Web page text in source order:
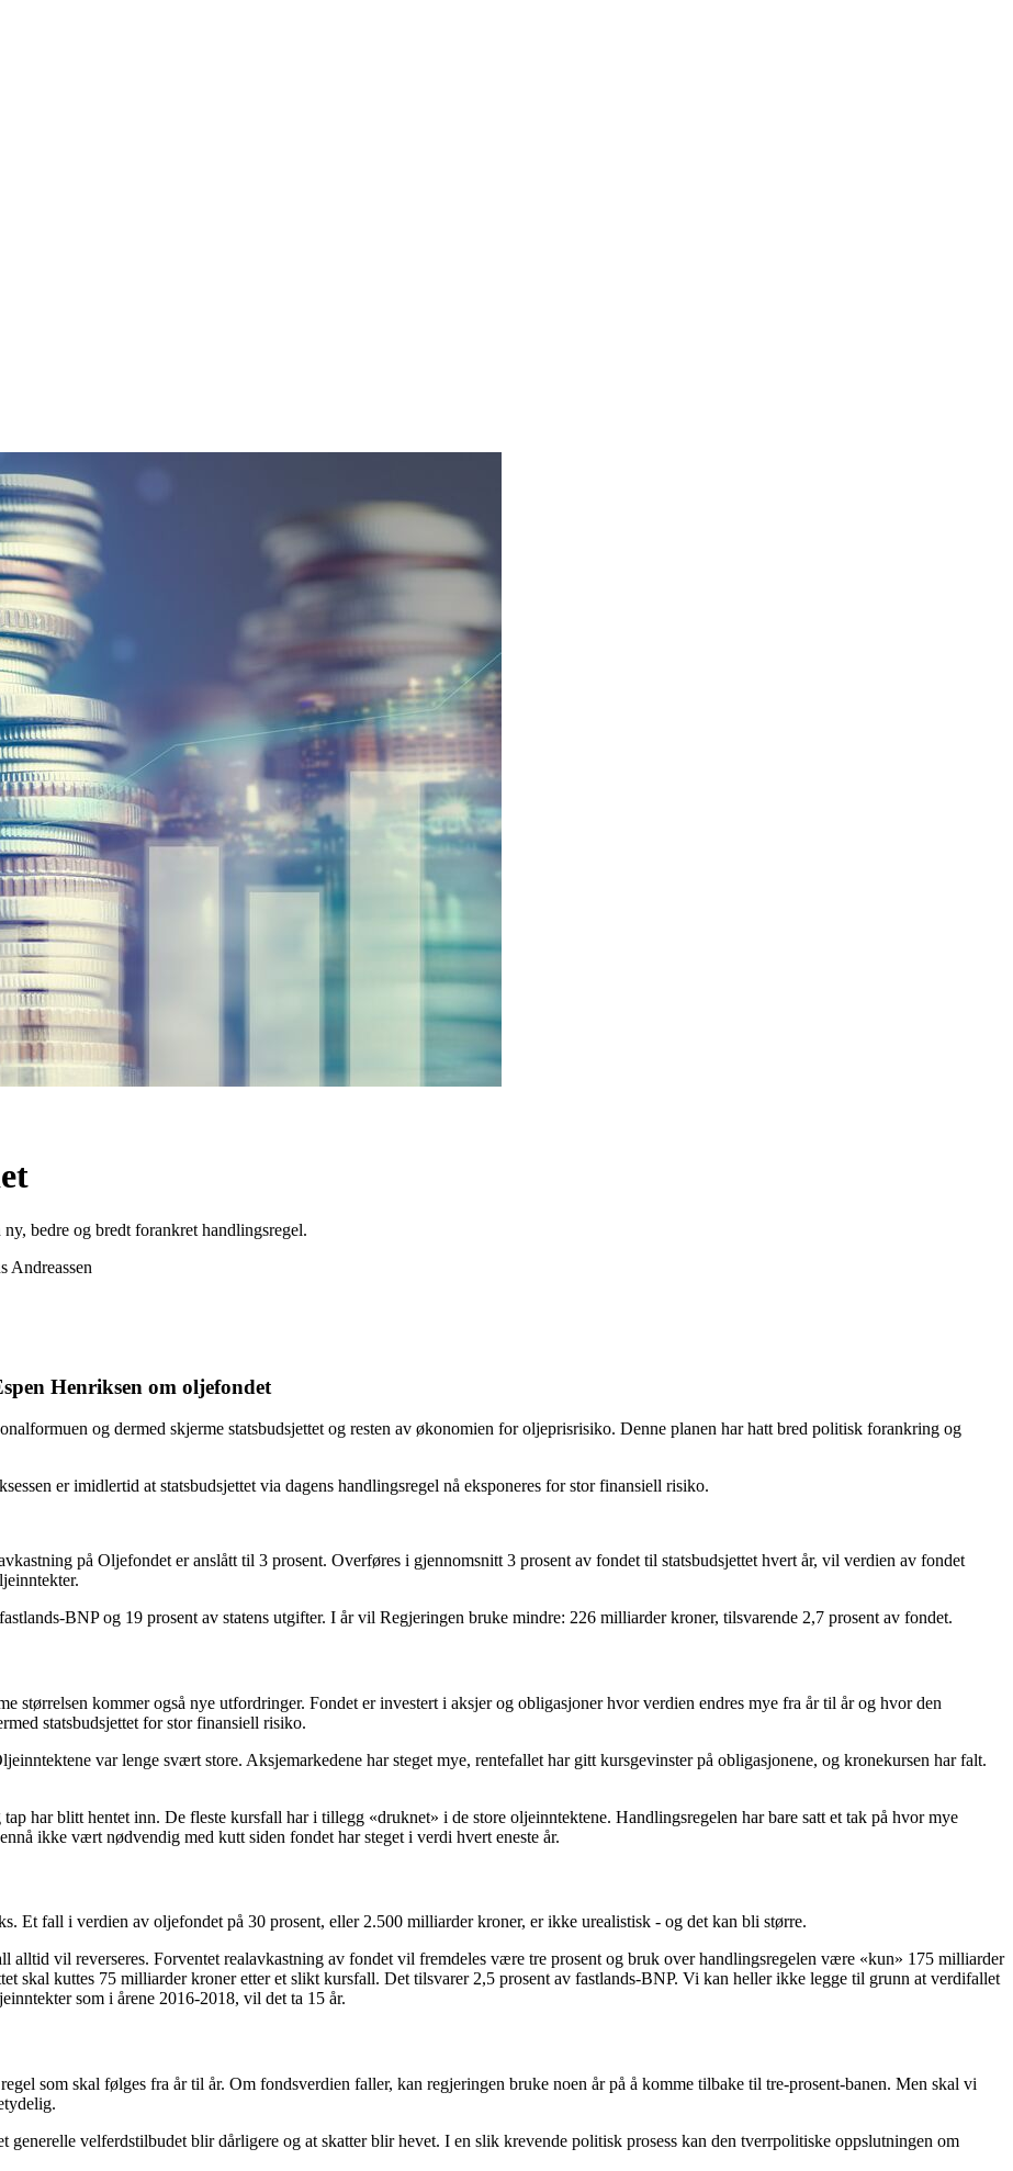
bedre og bredt forankret handlingsregel.
Henriksen om oljefondet
og dermed skjerme statsbudsjettet og resten av økonomien for oljeprisrisiko. Denne planen har hatt bred politisk forankring og
er imidlertid at statsbudsjettet via dagens handlingsregel nå eksponeres for stor finansiell risiko.
på Oljefondet er anslått til 3 prosent. Overføres i gjennomsnitt 3 prosent av fondet til statsbudsjettet hvert år, vil verdien av fondet
BNP og 19 prosent av statens utgifter. I år vil Regjeringen bruke mindre: 226 milliarder kroner, tilsvarende 2,7 prosent av fondet.
størrelsen kommer også nye utfordringer. Fondet er investert i aksjer og obligasjoner hvor verdien endres mye fra år til år og hvor den
statsbudsjettet for stor finansiell risiko.
var lenge svært store. Aksjemarkedene har steget mye, rentefallet har gitt kursgevinster på obligasjonene, og kronekursen har falt.
har blitt hentet inn. De fleste kursfall har i tillegg «druknet» i de store oljeinntektene. Handlingsregelen har bare satt et tak på hvor mye
ikke vært nødvendig med kutt siden fondet har steget i verdi hvert eneste år.
Et fall i verdien av oljefondet på 30 prosent, eller 2.500 milliarder kroner, er ikke urealistisk - og det kan bli større.
alltid vil reverseres. Forventet realavkastning av fondet vil fremdeles være tre prosent og bruk over handlingsregelen være «kun» 175 milliarder
skal kuttes 75 milliarder kroner etter et slikt kursfall. Det tilsvarer 2,5 prosent av fastlands-BNP. Vi kan heller ikke legge til grunn at verdifallet
som i årene 2016-2018, vil det ta 15 år.
som skal følges fra år til år. Om fondsverdien faller, kan regjeringen bruke noen år på å komme tilbake til tre-prosent-banen. Men skal vi
generelle velferdstilbudet blir dårligere og at skatter blir hevet. I en slik krevende politisk prosess kan den tverrpolitiske oppslutningen om